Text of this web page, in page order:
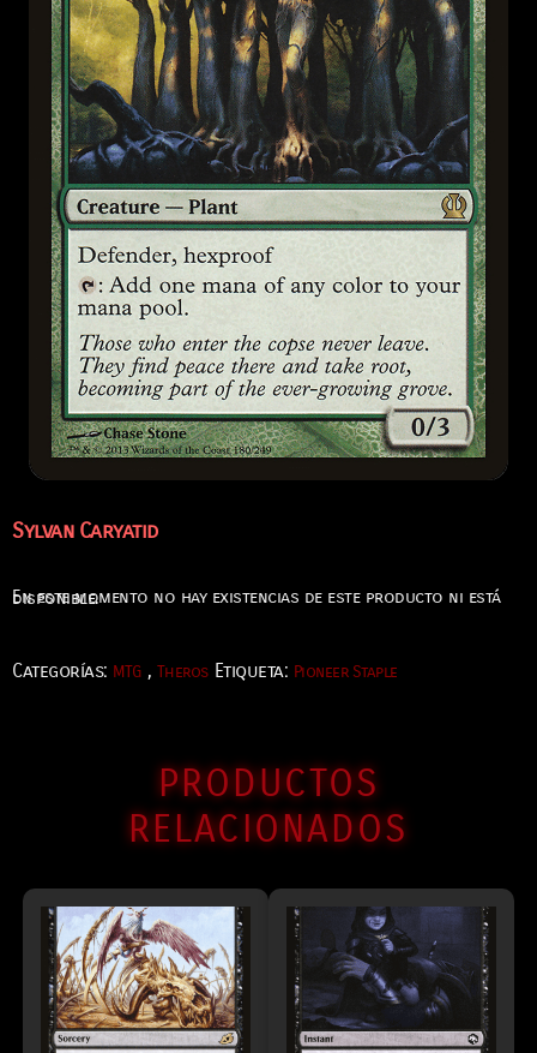
Sylvan Caryatid
En este momento no hay existencias de este producto ni está disponible.
Categorías: MTG , Theros Etiqueta: Pioneer Staple
PRODUCTOS
RELACIONADOS